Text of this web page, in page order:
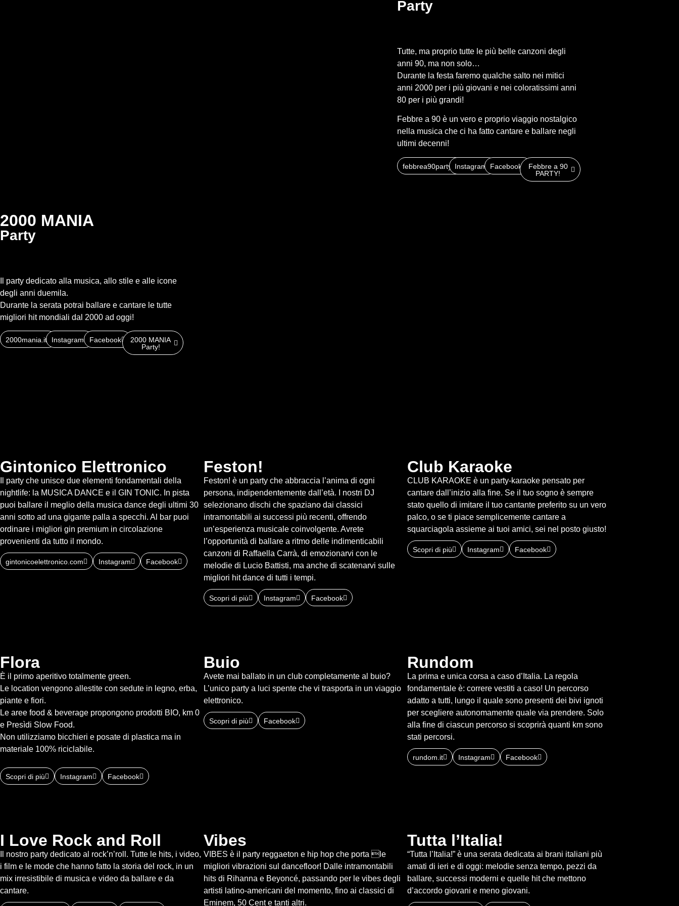
Party
Tutte, ma proprio tutte le più belle canzoni degli
anni 90, ma non solo…
Durante la festa faremo qualche salto nei mitici
anni 2000 per i più giovani e nei coloratissimi anni
80 per i più grandi!
Febbre a 90 è un vero e proprio viaggio nostalgico
nella musica che ci ha fatto cantare e ballare negli
ultimi decenni!
febbrea90party.itInstagram Facebook
Febbre a 90
PARTY!
2000 MANIA
Party
Il party dedicato alla musica, allo stile e alle icone
degli anni duemila.
Durante la serata potrai ballare e cantare le tutte
migliori hit mondiali dal 2000 ad oggi!
2000mania.it Instagram Facebook
2000 MANIA
Party!
Gintonico Elettronico
Il party che unisce due elementi fondamentali della
nightlife: la MUSICA DANCE e il GIN TONIC. In pista
puoi ballare il meglio della musica dance degli ultimi 30
anni sotto ad una gigante palla a specchi. Al bar puoi
ordinare i migliori gin premium in circolazione
provenienti da tutto il mondo.
gintonicoelettronico.com Instagram Facebook
Feston!
Feston! è un party che abbraccia l’anima di ogni
persona, indipendentemente dall’età. I nostri DJ
selezionano dischi che spaziano dai classici
intramontabili ai successi più recenti, offrendo
un’esperienza musicale coinvolgente. Avrete
l’opportunità di ballare a ritmo delle indimenticabili
canzoni di Raffaella Carrà, di emozionarvi con le
melodie di Lucio Battisti, ma anche di scatenarvi sulle
migliori hit dance di tutti i tempi.
Scopri di più Instagram Facebook
Club Karaoke
CLUB KARAOKE è un party-karaoke pensato per
cantare dall’inizio alla fine. Se il tuo sogno è sempre
stato quello di imitare il tuo cantante preferito su un vero
palco, o se ti piace semplicemente cantare a
squarciagola assieme ai tuoi amici, sei nel posto giusto!
Scopri di più Instagram Facebook
Flora
È il primo aperitivo totalmente green.
Le location vengono allestite con sedute in legno, erba,
piante e fiori.
Le aree food & beverage propongono prodotti BIO, km 0
e Presìdi Slow Food.
Non utilizziamo bicchieri e posate di plastica ma in
materiale 100% riciclabile.
Scopri di più Instagram Facebook
Buio
Avete mai ballato in un club completamente al buio?
L’unico party a luci spente che vi trasporta in un viaggio
elettronico.
Scopri di più Facebook
Rundom
La prima e unica corsa a caso d’Italia. La regola
fondamentale è: correre vestiti a caso! Un percorso
adatto a tutti, lungo il quale sono presenti dei bivi ignoti
per scegliere autonomamente quale via prendere. Solo
alla fine di ciascun percorso si scoprirà quanti km sono
stati percorsi.
rundom.it Instagram Facebook
I Love Rock and Roll
Il nostro party dedicato al rock’n’roll. Tutte le hits, i video,
i film e le mode che hanno fatto la storia del rock, in un
mix irresistibile di musica e video da ballare e da
cantare.
Vibes
VIBES è il party reggaeton e hip hop che porta le
migliori vibrazioni sul dancefloor! Dalle intramontabili
hits di Rihanna e Beyoncé, passando per le vibes degli
artisti latino-americani del momento, fino ai classici di
Eminem, 50 Cent e tanti altri.
Tutta l’Italia!
“Tutta l’Italia!” è una serata dedicata ai brani italiani più
amati di ieri e di oggi: melodie senza tempo, pezzi da
ballare, successi moderni e quelle hit che mettono
d’accordo giovani e meno giovani.